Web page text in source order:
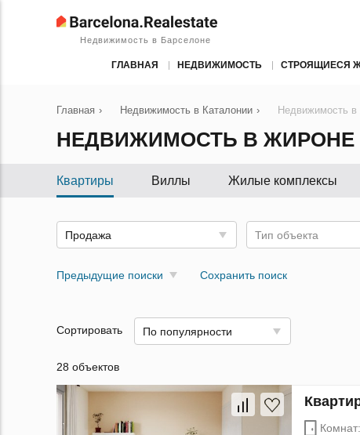
Недвижимость в Барселоне
ГЛАВНАЯ НЕДВИЖИМОСТЬ СТРОЯЩИЕСЯ
Главная › Недвижимость в Каталонии › Недвижимость
НЕДВИЖИМОСТЬ В ЖИРОНЕ
Квартиры Виллы Жилые комплексы
Продажа Тип объекта
Предыдущие поиски Сохранить поиск
Сортировать По популярности
28 объектов
Комнат: